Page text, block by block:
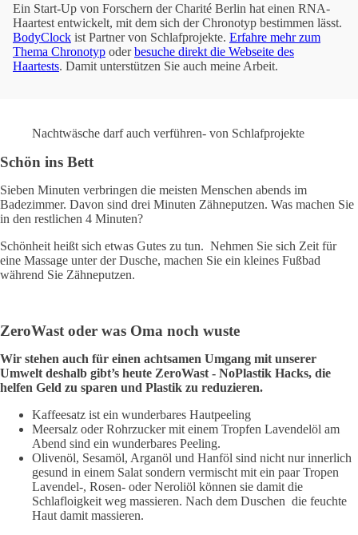
Ein Start-Up von Forschern der Charité Berlin hat einen RNA-
Haartest entwickelt, mit dem sich der Chronotyp bestimmen lässt.
BodyClock ist Partner von Schlafprojekte. Erfahre mehr zum
Thema Chronotyp oderbesuche direkt die Webseite des
Haartests. Damit unterstützen Sie auch meine Arbeit.
Nachtwäsche darf auch verführen- von Schlafprojekte
Schön ins Bett
Sieben Minuten verbringen die meisten Menschen abends im
Badezimmer. Davon sind drei Minuten Zähneputzen. Was machen Sie
in den restlichen 4 Minuten?
Schönheit heißt sich etwas Gutes zu tun. Nehmen Sie sich Zeit für
eine Massage unter der Dusche, machen Sie ein kleines Fußbad
während Sie Zähneputzen.
ZeroWast oder was Oma noch wuste
Wir stehen auch für einen achtsamen Umgang mit unserer
Umwelt deshalb gibt’s heute ZeroWast - NoPlastik Hacks, die
helfen Geld zu sparen und Plastik zu reduzieren.
Kaffeesatz ist ein wunderbares Hautpeeling
Meersalz oder Rohrzucker mit einem Tropfen Lavendelöl am
Abend sind ein wunderbares Peeling.
Olivenöl, Sesamöl, Arganöl und Hanföl sind nicht nur innerlich
gesund in einem Salat sondern vermischt mit ein paar Tropen
Lavendel-, Rosen- oder Neroliöl können sie damit die
Schlafloigkeit weg massieren. Nach dem Duschen die feuchte
Haut damit massieren.